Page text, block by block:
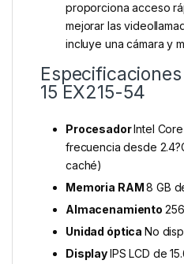
proporciona acceso
mejorar las
incluye una cámara y
15 EX215-54
ProcesadorIntel
frecuencia desde
caché)
Memoria RAM8 GB
Almacenamiento
Unidad ópticaNo
DisplayIPS LCD de